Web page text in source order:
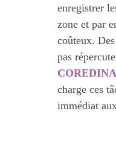
enregistrer
zone et par
coûteux.
pas
charge ces
immédiat